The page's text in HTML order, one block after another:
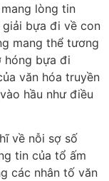
lòng tin
giải bựa đi về con
mang thể tương
hóng bựa đi
văn hóa truyền
hầu như điều
về nỗi sợ số
tin của tổ ấm
các nhân tố văn